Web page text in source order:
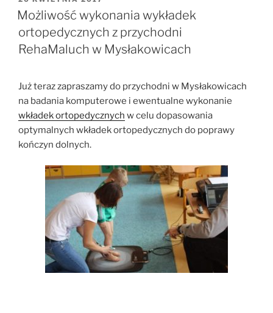
W
Możliwość wykonania wykładek
ortopedycznych z przychodni
RehaMaluch w Mysłakowicach
Już teraz zapraszamy do przychodni w Mysłakowicach
na badania komputerowe i ewentualne wykonanie
wkładek ortopedycznych w celu dopasowania
optymalnych wkładek ortopedycznych do poprawy
kończyn dolnych.